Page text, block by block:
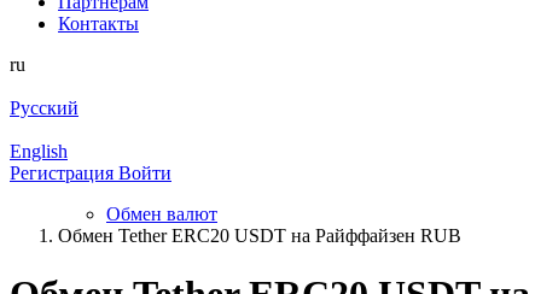
Контакты
ru
Русский
English
Регистрация Войти
Обмен валют
Обмен Tether ERC20 USDT на Райффайзен RUB